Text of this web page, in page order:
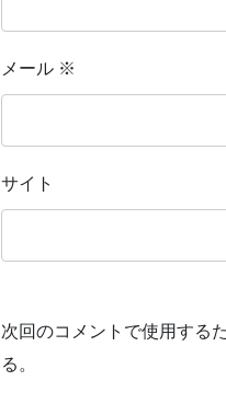
メール ※
サイト
次回のコメントで使用する
る。